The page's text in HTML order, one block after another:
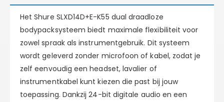
Het Shure SLXD14D+E-K55 dual draadloze
bodypacksysteem biedt maximale flexibiliteit voor
zowel spraak als instrumentgebruik. Dit systeem
wordt geleverd zonder microfoon of kabel, zodat je
zelf eenvoudig een headset, lavalier of
instrumentkabel kunt kiezen die past bij jouw
toepassing. Dankzij 24-bit digitale audio en een